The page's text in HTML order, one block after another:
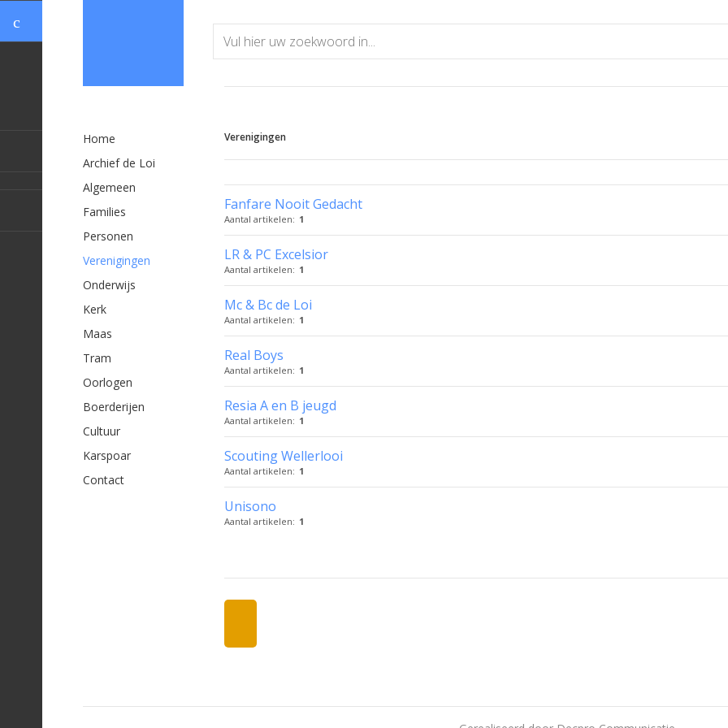
Verenigingen
Fanfare Nooit Gedacht
Aantal artikelen: 1
LR & PC Excelsior
Aantal artikelen: 1
Mc & Bc de Loi
Aantal artikelen: 1
Real Boys
Aantal artikelen: 1
Resia A en B jeugd
Aantal artikelen: 1
Scouting Wellerlooi
Aantal artikelen: 1
Unisono
Aantal artikelen: 1
Home
Archief de Loi
Algemeen
Families
Personen
Verenigingen
Onderwijs
Kerk
Maas
Tram
Oorlogen
Boerderijen
Cultuur
Karspoar
Contact